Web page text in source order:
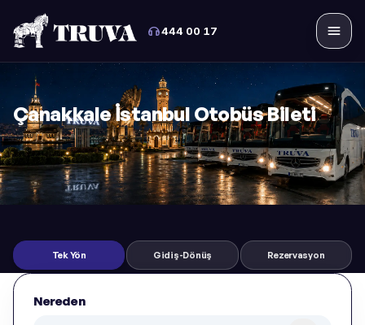
444 00 17
Çanakkale İstanbul Otobüs Bileti
Tek Yön Gidiş-Dönüş Rezervasyon
Nereden